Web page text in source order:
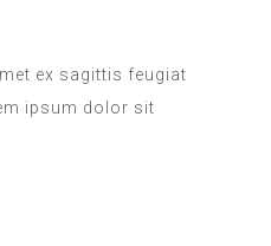
ex sagittis feugiat
ipsum dolor sit